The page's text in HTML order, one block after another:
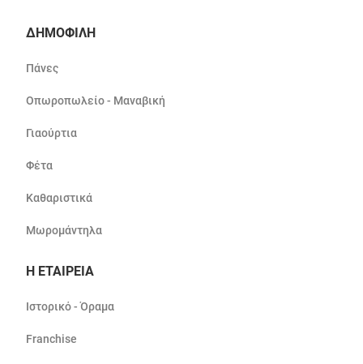
ΔΗΜΟΦΙΛΗ
Πάνες
Οπωροπωλείο - Μαναβική
Γιαούρτια
Φέτα
Καθαριστικά
Μωρομάντηλα
Η ΕΤΑΙΡΕΙΑ
Ιστορικό - Όραμα
Franchise